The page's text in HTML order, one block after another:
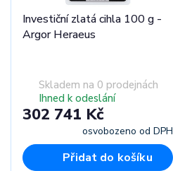
Investiční zlatá cihla 100 g -
Argor Heraeus
Skladem na 0 prodejnách
Ihned k odeslání
302 741 Kč
osvobozeno od DPH
Přidat do košíku